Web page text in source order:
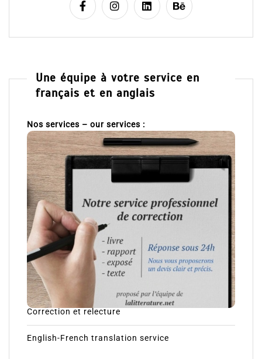
Une équipe à votre service en
français et en anglais
Nos services – our services :
Correction et relecture
English-French translation service